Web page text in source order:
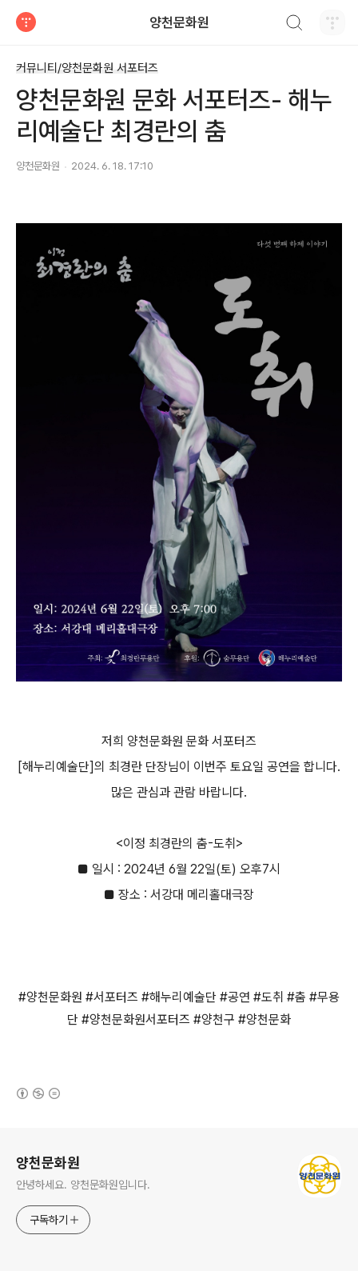
양천문화원
커뮤니티/양천문화원 서포터즈
양천문화원 문화 서포터즈- 해누
리예술단 최경란의 춤
양천문화원 2024. 6. 18. 17:10
저희 양천문화원 문화 서포터즈
[해누리예술단]의 최경란 단장님이 이번주 토요일 공연을 합니다.
많은 관심과 관람 바랍니다.
<이정 최경란의 춤-도취 >
■ 일시 : 2024년 6월 22일(토) 오후7시
■ 장소 : 서강대 메리홀대극장
#양천문화원 #서포터즈 #해누리예술단 #공연 #도취 #춤 #무용
단 #양천문화원서포터즈 #양천구 #양천문화
양천문화원
안녕하세요. 양천문화원입니다.
구독하기